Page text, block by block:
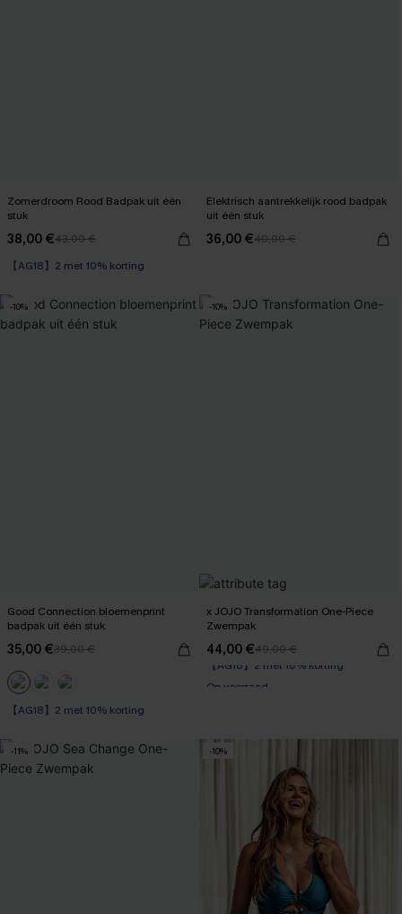
Zomerdroom Rood Badpak uit één
stuk
38,00 €43,00 €
【AG18】2 met 10% korting
Elektrisch aantrekkelijk rood badpak
uit één stuk
36,00 €40,00 €
-10%
Good Connection bloemenprint
badpak uit één stuk
35,00 €39,00 €
【AG18】2 met 10% korting
-10%
x JOJO Transformation One-Piece
Zwempak
44,00 €49,00 €
【AG18】2 met 10% korting
-11% -10%